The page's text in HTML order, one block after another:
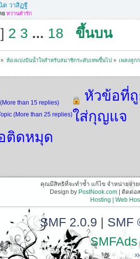
ต วาสิฏฐี
ย หวานคำรัก
] 2 3 ... 18 ขึ้นบน
» ห้องแบ่งปันน้ำใจสำหรับสมาชิกระดับเทพขึ้นไป » เพลงลูก
than 15 replies)
(More than 25 replies)
หัวข้อที่
ใส่กุญแจ
ติดหมุด
คุณมีสิทธิที่จะทำซ้ำ แก้ไข จำหน่ายจ่า
Design by PostNook.com| ติดต่อส
Hosting | Web
SMF 2.0.9 | SMF
SMFAds